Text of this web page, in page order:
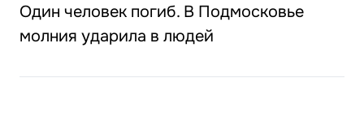
Один человек погиб. В Подмосковье
молния ударила в людей